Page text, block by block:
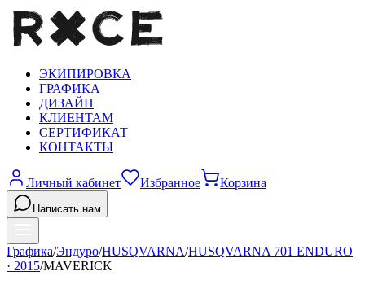
ЭКИПИРОВКА
ГРАФИКА
ДИЗАЙН
КЛИЕНТАМ
СЕРТИФИКАТ
КОНТАКТЫ
Личный кабинет Избранное Корзина
Написать нам
Графика/Эндуро/HUSQVARNA/HUSQVARNA 701 ENDURO
· 2015/MAVERICK